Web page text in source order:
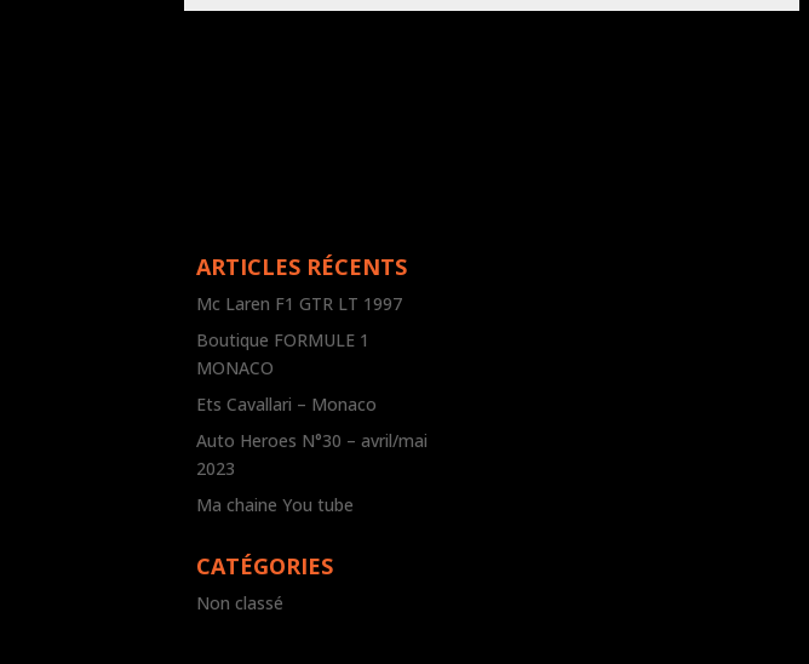
ARTICLES RÉCENTS
Mc Laren F1 GTR LT 1997
Boutique FORMULE 1
MONACO
Ets Cavallari – Monaco
Auto Heroes N°30 – avril/mai
2023
Ma chaine You tube
CATÉGORIES
Non classé